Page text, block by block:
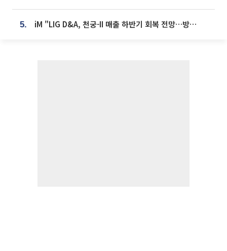
5. iM "LIG D&A, 천궁-II 매출 하반기 회복 전망…방산 톱픽 유지"